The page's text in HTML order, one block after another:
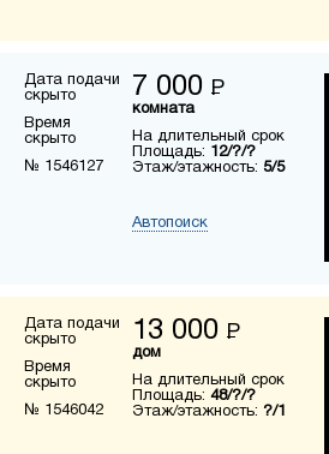
Дата подачи
скрыто
Время
скрыто
№ 1546127
7 000 Р
комната
На длительный срок
Площадь: 12/?/?
Этаж/этажность: 5/5
Автопоиск
Дата подачи
скрыто
Время
скрыто
№ 1546042
13 000 Р
дом
На длительный срок
Площадь: 48/?/?
Этаж/этажность: ?/1